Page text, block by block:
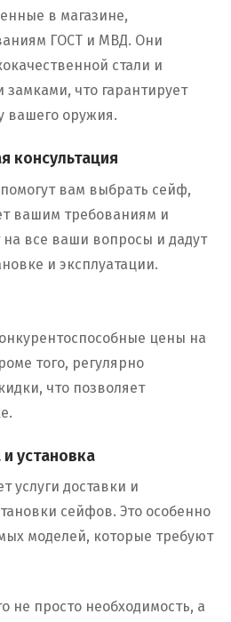
в магазине,
ГОСТ и МВД. Они
стали и
что гарантирует
вашего оружия.
консультация
вам выбрать сейф,
вашим требованиям и
все ваши вопросы и дадут
и эксплуатации.
цены на
того, регулярно
что позволяет
установка
услуги доставки и
сейфов. Это особенно
моделей, которые требуют
просто необходимость, а